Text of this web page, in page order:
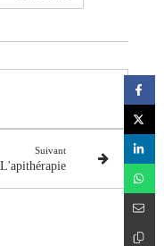
Suivant
L'apithérapie